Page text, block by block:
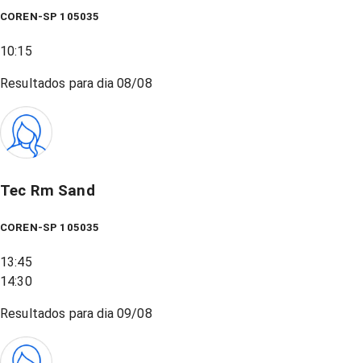
COREN-SP 105035
10:15
Resultados para dia08/08
Tec Rm Sand
COREN-SP 105035
13:45
14:30
Resultados para dia09/08